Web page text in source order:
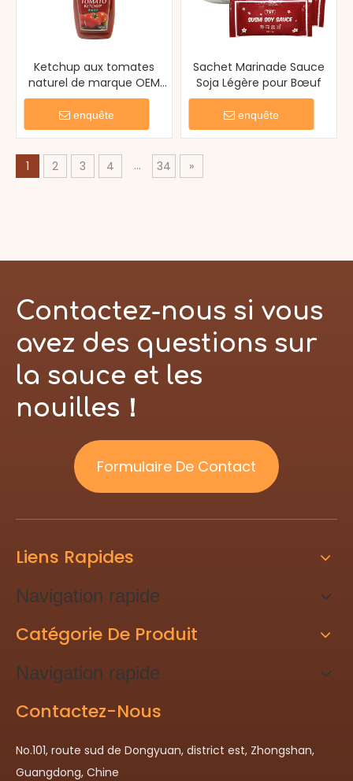
Ketchup aux tomates
naturel de marque OEM
en gros en vrac
enquête
Sachet Marinade Sauce
Soja Légère pour Bœuf
enquête
1 2 3 4 ... 34 »
Contactez-nous si vous
avez des questions sur
la sauce et les
nouilles！
Formulaire De Contact
Liens Rapides
Navigation rapide
Catégorie De Produit
Navigation rapide
Contactez-Nous
No.101, route sud de Dongyuan, district est, Zhongshan,
Guangdong, Chine